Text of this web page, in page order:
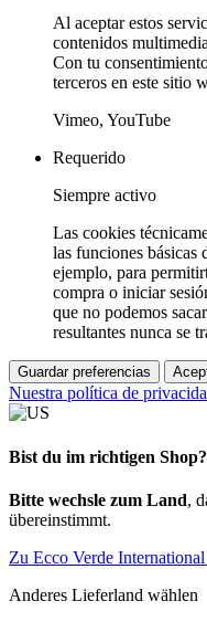
Al aceptar estos
contenidos
Con tu
terceros en este sitio
Vimeo, YouTube
Requerido
Siempre activo
Las cookies
las funciones básicas
ejemplo, para
compra o iniciar
que no podemos
resultantes nunca se
Guardar preferencias
Nuestra política de
Bist du im richtigen Shop?
Bitte wechsle zum Land,
übereinstimmt.
Zu Ecco Verde
Anderes Lieferland wählen